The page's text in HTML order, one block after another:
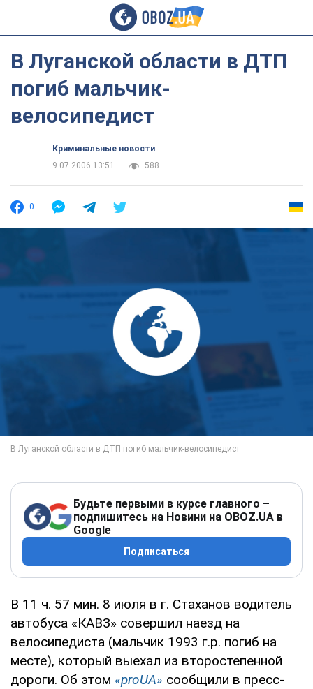
В Луганской области в ДТП
погиб мальчик-
велосипедист
Криминальные новости
9.07.2006 13:51
588
0
Будьте первыми в курсе главного –
подпишитесь на Новини на OBOZ.UA в
Google
Подписаться
В 11 ч. 57 мин. 8 июля в г. Стаханов водитель
автобуса «КАВЗ» совершил наезд на
велосипедиста (мальчик 1993 г.р. погиб на
месте), который выехал из второстепенной
дороги. Об этом «proUA» сообщили в пресс-